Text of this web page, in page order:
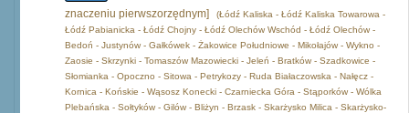
znaczeniu pierwszorzędnym]
(Łódź Kaliska - Łódź Kaliska Towarowa -
Łódź Pabianicka - Łódź Chojny - Łódź Olechów Wschód - Łódź Olechów -
Bedoń - Justynów - Gałkówek - Żakowice Południowe - Mikołajów - Wykno -
Zaosie - Skrzynki - Tomaszów Mazowiecki - Jeleń - Bratków - Szadkowice -
Słomianka - Opoczno - Sitowa - Petrykozy - Ruda Białaczowska - Nałęcz -
Kornica - Końskie - Wąsosz Konecki - Czarniecka Góra - Stąporków - Wólka
Plebańska - Sołtyków - Gilów - Bliżyn - Brzask - Skarżysko Milica - Skarżysko-